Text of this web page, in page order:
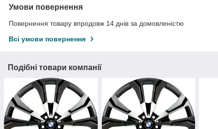
Умови повернення
Повернення товару впродовж 14 днів за домовленістю
Всі умови повернення
Подібні товари компанії